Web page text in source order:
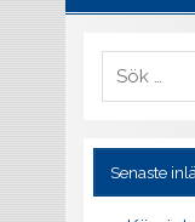
Senaste